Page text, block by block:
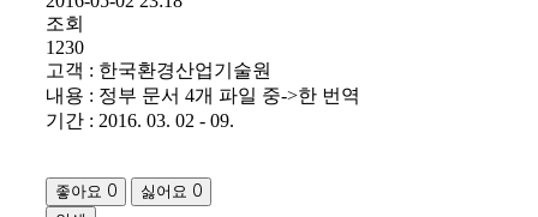
조회
1230
고객 : 한국환경산업기술원
내용 : 정부 문서 4개 파일 중->한 번역
기간 : 2016. 03. 02 - 09.
좋아요 0 싫어요 0